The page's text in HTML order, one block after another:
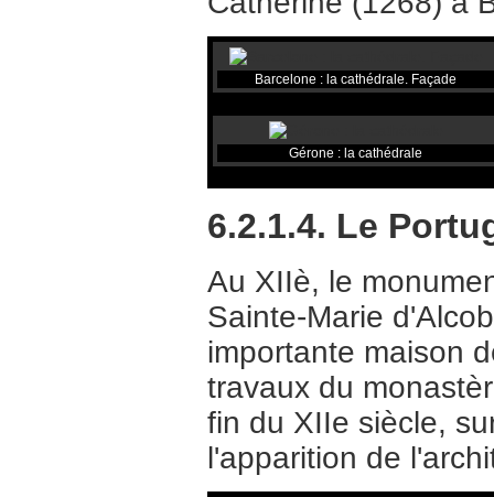
Barcelone : la cathédrale. Façade
Gérone : la cathédrale
6.2.1.4. Le
Au XIIè, le
Sainte-Marie
importante maison
travaux du
fin du XIIe siècle,
l'apparition de